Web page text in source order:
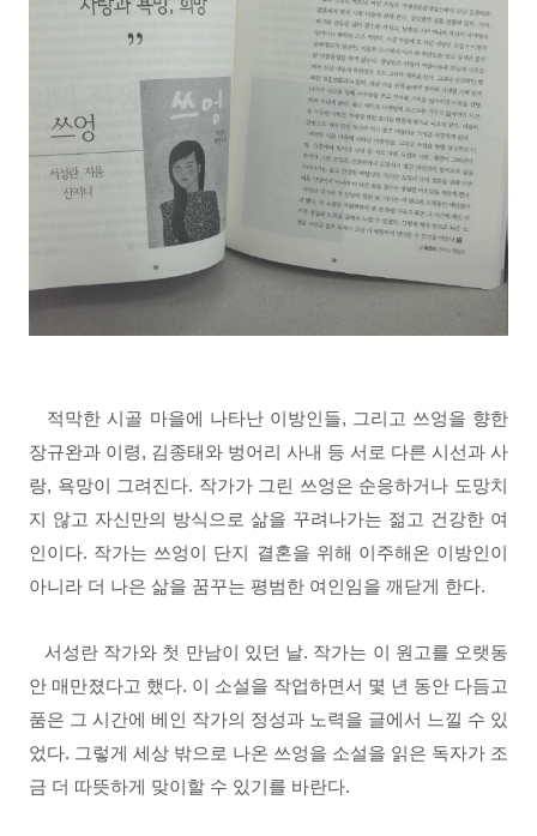
적막한 시골 마을에 나타난 이방인들, 그리고 쓰엉을 향한
장규완과 이령, 김종태와 벙어리 사내 등 서로 다른 시선과 사
랑, 욕망이 그려진다. 작가가 그린 쓰엉은 순응하거나 도망치
지 않고 자신만의 방식으로 삶을 꾸려나가는 젊고 건강한 여
인이다. 작가는 쓰엉이 단지 결혼을 위해 이주해온 이방인이
아니라 더 나은 삶을 꿈꾸는 평범한 여인임을 깨닫게 한다.
서성란 작가와 첫 만남이 있던 날. 작가는 이 원고를 오랫동
안 매만졌다고 했다. 이 소설을 작업하면서 몇 년 동안 다듬고
품은 그 시간에 베인 작가의 정성과 노력을 글에서 느낄 수 있
었다. 그렇게 세상 밖으로 나온 쓰엉을 소설을 읽은 독자가 조
금 더 따뜻하게 맞이할 수 있기를 바란다.